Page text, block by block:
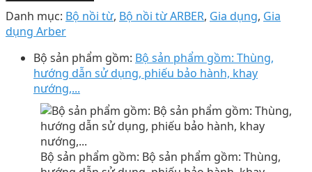
Danh mục: Bộ nồi từ, Bộ nồi từ ARBER, Gia dụng, Gia
dụng Arber
Bộ sản phẩm gồm: Bộ sản phẩm gồm: Thùng,
hướng dẫn sử dụng, phiếu bảo hành, khay
nướng,...
Bộ sản phẩm gồm: Bộ sản phẩm gồm: Thùng,